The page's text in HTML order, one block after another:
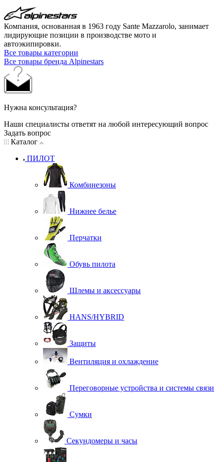
Компания, основанная в 1963 году Sante Mazzarolo, занимает
лидирующие позиции в производстве мото и
автоэкипировки.
Все товары категории
Все товары бренда Alpinestars
Нужна консультация?
Наши специалисты ответят на любой интересующий вопрос
Задать вопрос
Каталог
ПИЛОТ
Комбинезоны
Нижнее белье
Перчатки
Обувь пилота
Шлемы и аксессуары
HANS/HYBRID
Защиты
Вентиляция и охлаждение
Переговорные устройства и системы связи
Сумки
Секундомеры и часы